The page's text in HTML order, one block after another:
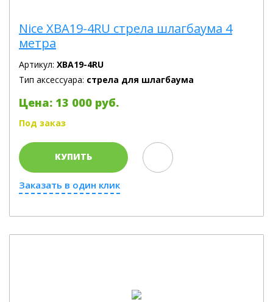
Nice XBA19-4RU стрела шлагбаума 4
метра
Артикул: XBA19-4RU
Тип аксессуара: стрела для шлагбаума
Цена: 13 000 руб.
Под заказ
КУПИТЬ
Заказать в один клик